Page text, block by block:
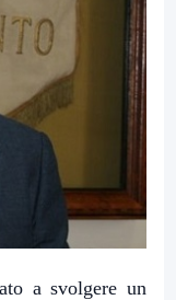
a svolgere un